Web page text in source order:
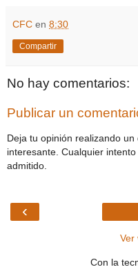
CFC en 8:30
Compartir
No hay comentarios:
Publicar un
Deja tu opinión realizando un
interesante. Cualquier
admitido.
‹
Ver
Con la